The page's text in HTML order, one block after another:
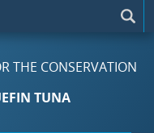
THE CONSERVATION
TUNA